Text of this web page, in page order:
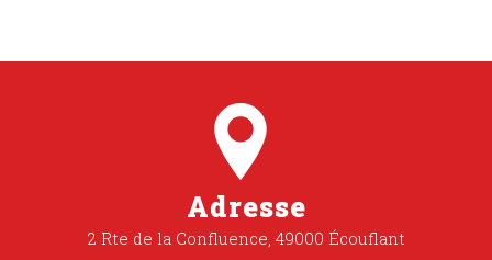
Adresse
2 Rte de la Confluence, 49000 Écouflant